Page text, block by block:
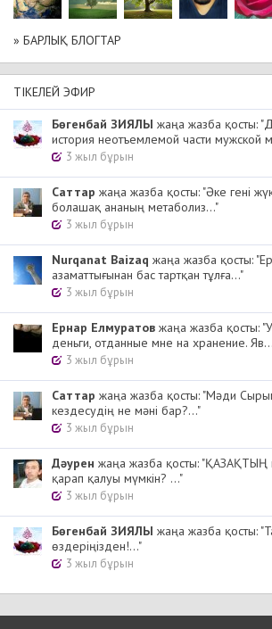
» БАРЛЫҚ БЛОГТАР
ТІКЕЛЕЙ ЭФИР
Бөгенбай ЗИЯЛЫ жаңа жазба қосты:
история неотъемлемой части мужской
3 жыл бұрын
Cаттар жаңа жазба қосты: "Әке гені
болашақ ананың метаболиз..."
3 жыл бұрын
Nurqanat Baizaq жаңа жазба қосты:
азаматтығынан бас тартқан тұлға..."
3 жыл бұрын
Ернар Елмуратов жаңа жазба қосты:
деньги, отданные мне на хранение.
3 жыл бұрын
Cаттар жаңа жазба қосты: "Мәди
кездесудің не мәні бар?..."
3 жыл бұрын
Дәурен жаңа жазба қосты: "ҚАЗАҚТЫҢ
қарап қалуы мүмкін? ..."
3 жыл бұрын
Бөгенбай ЗИЯЛЫ жаңа жазба қосты:
өздеріңізден!..."
3 жыл бұрын